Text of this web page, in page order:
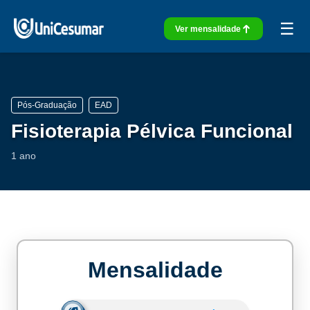
Ver mensalidade ☰
Pós-Graduação EAD
Fisioterapia Pélvica Funcional
1 ano
Mensalidade